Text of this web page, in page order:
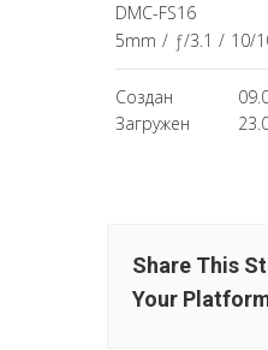
DMC-FS16
5mm / ƒ/3.1 / 10/
Создан
Загружен
Share This
Your